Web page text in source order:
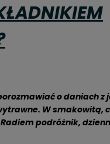
o daniach
W smakowitą,
podróżnik,